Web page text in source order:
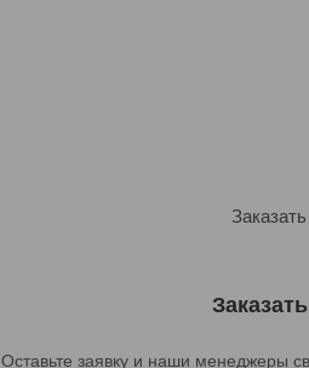
Оставьте заявку и наши менеджеры